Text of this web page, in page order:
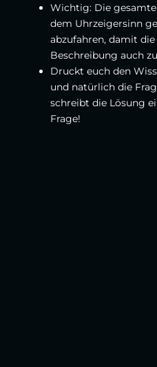
Wichtig: Die
dem Uhrzeigersinn
abzufahren, damit
Beschreibung auch
Druckt euch den
und natürlich die
schreibt die Lösung
Frage!